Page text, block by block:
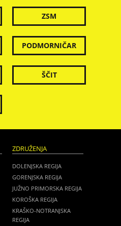
ZSM
PODMORNIČAR
ŠČIT
ZDRUŽENJA
DOLENJSKA REGIJA
GORENJSKA REGIJA
JUŽNO PRIMORSKA REGIJA
KOROŠKA REGIJA
KRAŠKO-NOTRANJSKA
REGIJA